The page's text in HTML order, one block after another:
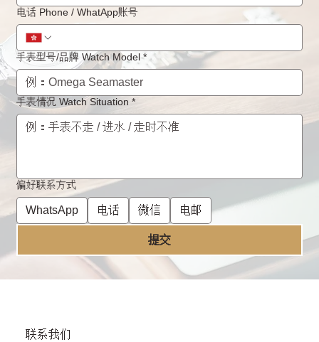
电话 Phone / WhatApp账号
手表型号/品牌 Watch Model *
手表情况 Watch Situation *
偏好联系方式
WhatsApp 电话 微信 电邮
提交
​联系我们